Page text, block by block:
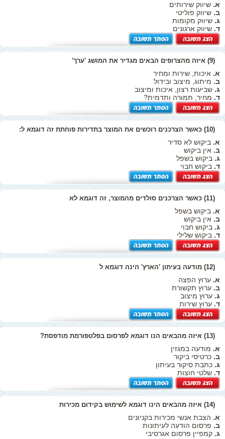
א. שיווק שירותים
ב. שיווק פוליטי
ג. שיווק מקומות
ד. שיווק ארגונים
(9) איזה מהצרופים הבאים מגדיר את המושג 'ערך'
א. איכות, שירות ומחיר
ב. מיתוג, מיצוב ובידול
ג. שביעות רצון, איכות ומיצוב
ד. מחיר, תמורה ותדמית?
(10) כאשר הצרכנים רוכשים את המוצר בתדירות פוחתת זה דוגמא ל:
א. ביקוש לא סדיר
ב. אין ביקוש
ג. ביקוש בשפל
ד. ביקוש חבוי
(11) כאשר הצרכנים סולדים מהמוצר, זה דוגמא לא
א. ביקוש בשפל
ב. אין ביקוש
ג. ביקוש חבוי
ד. ביקוש שלילי
(12) מודעה בעיתון 'הארץ' הינה דוגמא ל
א. ערוץ הפצה
ב. ערוץ תקשורת
ג. ערוץ מיצוב
ד. ערוץ שירות
(13) איזה מהבאים הנו דוגמא לפרסום בפלטפורמת מודפסת?
א. מודעה במגזין
ב. כרטיסי ביקור
ג. כתבת סיקור בעיתון
ד. שלטי חוצות
(14) איזה מהבאים הינו דוגמא לשימוש בקידום מכירות
א. הצבת אנשי מכירות בקניונים
ב. פרסום הודעה לעיתונות
ג. קמפיין פרסום אגרסיבי